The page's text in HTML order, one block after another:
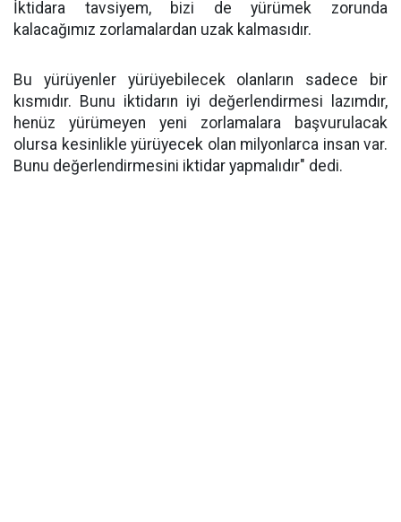
İktidara tavsiyem, bizi de yürümek zorunda
kalacağımız zorlamalardan uzak kalmasıdır.
Bu yürüyenler yürüyebilecek olanların sadece bir
kısmıdır. Bunu iktidarın iyi değerlendirmesi lazımdır,
henüz yürümeyen yeni zorlamalara başvurulacak
olursa kesinlikle yürüyecek olan milyonlarca insan var.
Bunu değerlendirmesini iktidar yapmalıdır" dedi.